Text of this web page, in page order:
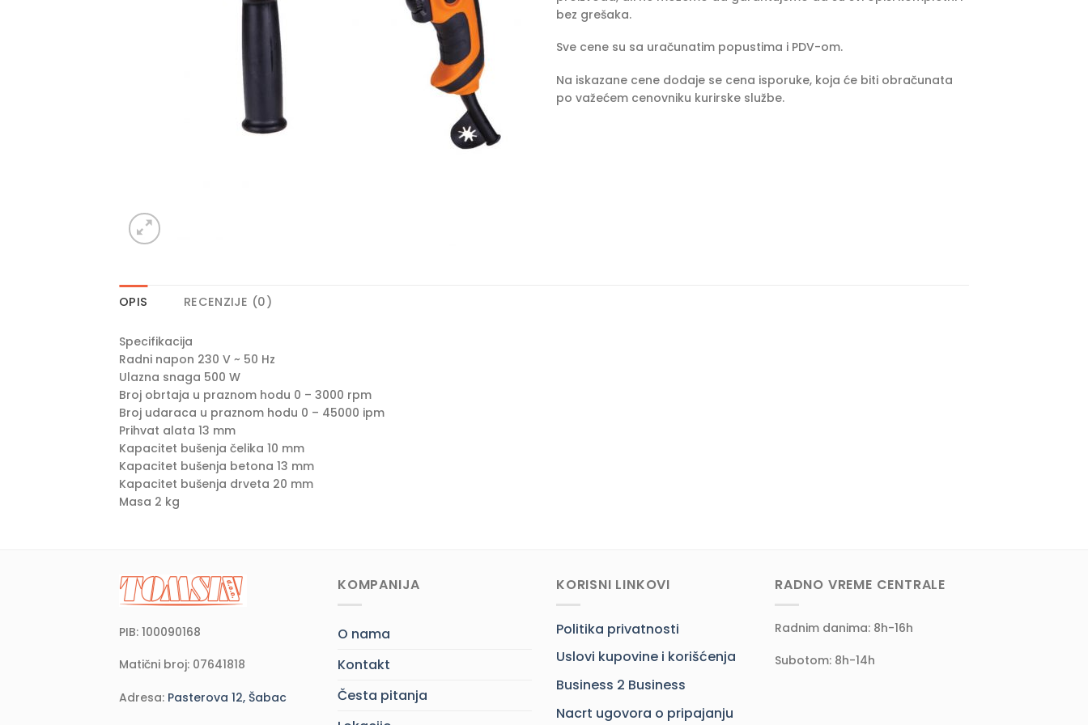
bez grešaka.
Sve cene su sa uračunatim popustima i PDV-om.
Na iskazane cene dodaje se cena isporuke, koja će biti obračunata
po važećem cenovniku kurirske službe.
OPIS RECENZIJE (0)
Specifikacija
Radni napon 230 V ~ 50 Hz
Ulazna snaga 500 W
Broj obrtaja u praznom hodu 0 – 3000 rpm
Broj udaraca u praznom hodu 0 – 45000 ipm
Prihvat alata 13 mm
Kapacitet bušenja čelika 10 mm
Kapacitet bušenja betona 13 mm
Kapacitet bušenja drveta 20 mm
Masa 2 kg
PIB: 100090168
Matični broj: 07641818
Adresa: Pasterova 12, Šabac
KOMPANIJA
O nama
Kontakt
Česta pitanja
KORISNI LINKOVI
Politika privatnosti
Uslovi kupovine i korišćenja
Business 2 Business
Nacrt ugovora o pripajanju
RADNO VREME CENTRALE
Radnim danima: 8h-16h
Subotom: 8h-14h